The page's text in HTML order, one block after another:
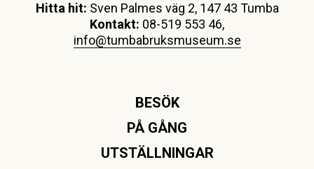
Hitta hit: Sven Palmes väg 2, 147 43 Tumba
Kontakt: 08-519 553 46,
info@tumbabruksmuseum.se
BESÖK
PÅ GÅNG
UTSTÄLLNINGAR